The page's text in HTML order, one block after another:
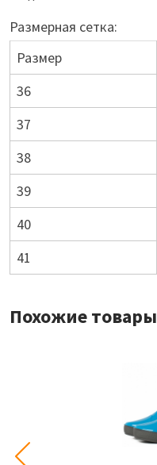
Размерная сетка:
Размер
36
37
38
39
40
41
Похожие товары